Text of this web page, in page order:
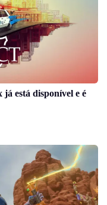
está disponível e é